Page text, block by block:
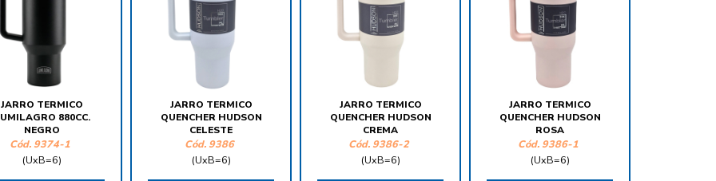
JARRO TERMICO
880CC.
NEGRO
Cód. 9374-1
(UxB=6)
JARRO TERMICO
QUENCHER HUDSON
CELESTE
Cód. 9386
(UxB=6)
JARRO TERMICO
QUENCHER HUDSON
CREMA
Cód. 9386-2
(UxB=6)
JARRO TERMICO
QUENCHER HUDSON
ROSA
Cód. 9386-1
(UxB=6)